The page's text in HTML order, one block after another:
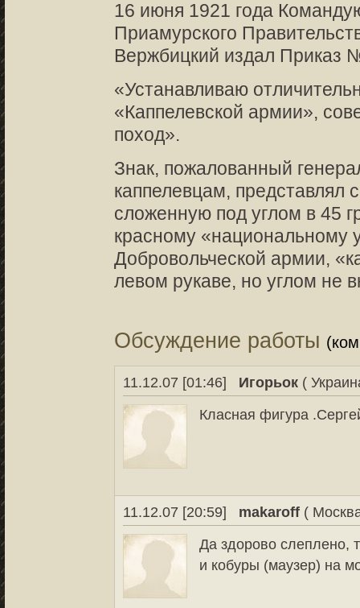
16 июня 1921 года
Приамурского
Вержбицкий издал Приказ
«Устанавливаю
«Каппелевской армии»,
поход».
Знак, пожалованный
каппелевцам, представлял
сложенную под углом в 45
красному «национальному
Добровольческой армии,
левом рукаве, но углом не
Обсуждение работы
11.12.07 [01:46] Игорьок (
Класная фигура
11.12.07 [20:59] makaroff (
Да здорово слеплено,
и кобуры (маузер) на